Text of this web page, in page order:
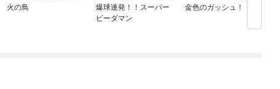
火の鳥
爆球連発！！スーパー
ビーダマン
金色のガッシュ！！ 2